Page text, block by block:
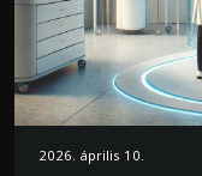
2026. április 10.